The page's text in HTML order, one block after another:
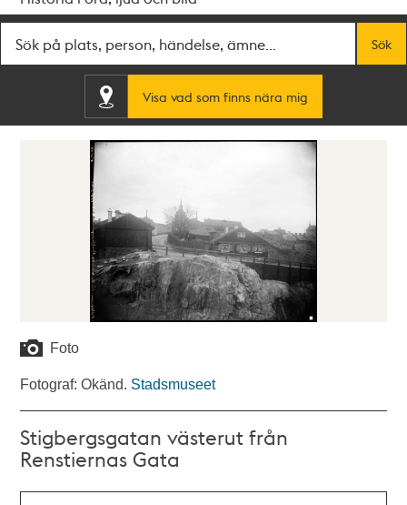
Sök
Visa vad som finns nära mig
Foto
Fotograf: Okänd. Stadsmuseet
Stigbergsgatan västerut från
Renstiernas Gata